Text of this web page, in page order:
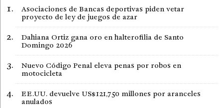
Asociaciones de Bancas deportivas piden vetar
proyecto de ley de juegos de azar
Dahiana Ortiz gana oro en halterofilia de Santo
Domingo 2026
Nuevo Código Penal eleva penas por robos en
motocicleta
EE.UU. devuelve US$121,750 millones por aranceles
anulados